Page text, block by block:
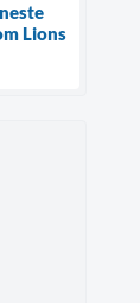
Lions